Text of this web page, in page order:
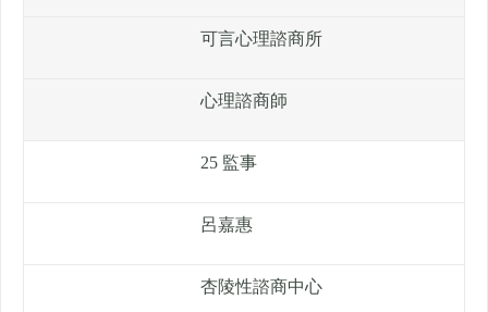
可言心理諮商所
心理諮商師
25 監事
呂嘉惠
杏陵性諮商中心